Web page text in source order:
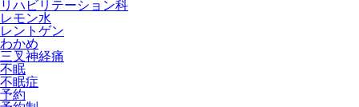
リハビリテーション科
レモン水
レントゲン
わかめ
三叉神経痛
不眠
不眠症
予約